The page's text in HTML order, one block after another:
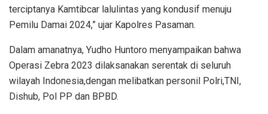
terciptanya Kamtibcar lalulintas yang kondusif menuju
Pemilu Damai 2024,” ujar Kapolres Pasaman.
Dalam amanatnya, Yudho Huntoro menyampaikan bahwa
Operasi Zebra 2023 dilaksanakan serentak di seluruh
wilayah Indonesia,dengan melibatkan personil Polri,TNI,
Dishub, Pol PP dan BPBD.